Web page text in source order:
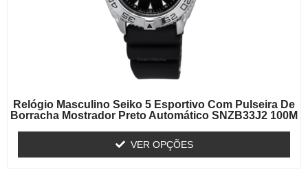
Relógio Masculino Seiko 5 Esportivo Com Pulseira De
Borracha Mostrador Preto Automático SNZB33J2 100M
VER OPÇÕES